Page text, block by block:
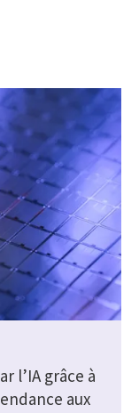
l’IA grâce à
aux